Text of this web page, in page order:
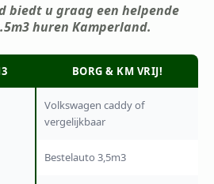
biedt u graag een helpende
huren Kamperland.
BORG & KM VRIJ!
Volkswagen caddy of
vergelijkbaar
Bestelauto 3,5m3